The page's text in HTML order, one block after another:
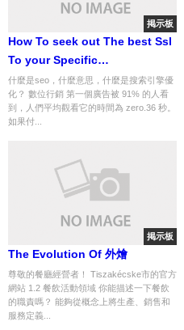
掲示板
How To seek out The best Ssl
To your Specific
Product(Service).
什麼是seo，什麼意思，什麼是搜索引擎優
化？ 數位行銷 第一個廣告被 91% 的人看
到，人們平均觀看它的時間為 zero.36 秒。
如果付...
掲示板
The Evolution Of 外燴
尊敬的餐廳經營者！ Tiszakécske市的官方
網站 1.2 餐飲活動領域 你能描述一下餐飲
的職責嗎？ 能夠從概念上將生產、銷售和
服務定義...